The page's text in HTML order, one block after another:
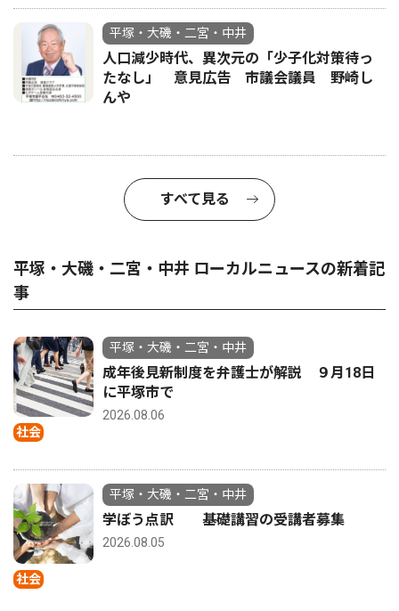
平塚・大磯・二宮・中井
人口減少時代、異次元の「少子化対策待っ
たなし」 意見広告 市議会議員 野崎し
んや
すべて見る
平塚・大磯・二宮・中井 ローカルニュースの新着記
事
社会
平塚・大磯・二宮・中井
成年後見新制度を弁護士が解説 ９月18日
に平塚市で
2026.08.06
社会
平塚・大磯・二宮・中井
学ぼう点訳 基礎講習の受講者募集
2026.08.05